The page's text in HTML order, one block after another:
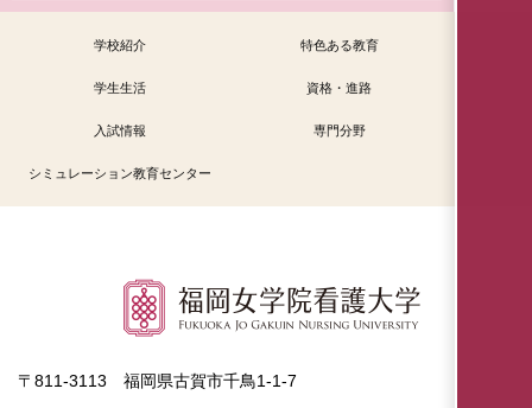
学校紹介 特色ある教育
学生生活 資格・進路
入試情報 専門分野
シミュレーション教育センター
〒811-3113 福岡県古賀市千鳥1-1-7